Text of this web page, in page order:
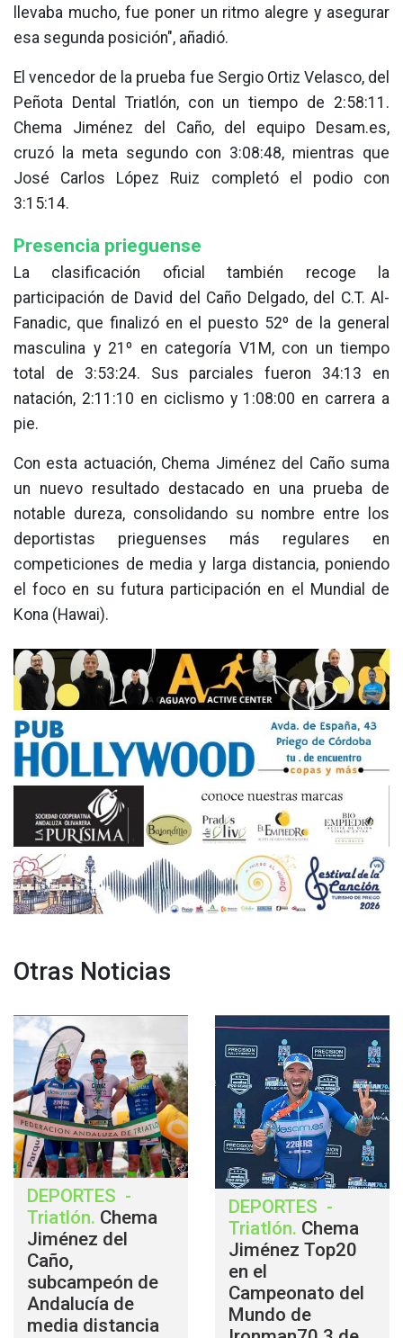
llevaba mucho, fue poner un ritmo alegre y asegurar
esa segunda posición", añadió.
El vencedor de la prueba fue Sergio Ortiz Velasco, del
Peñota Dental Triatlón, con un tiempo de 2:58:11.
Chema Jiménez del Caño, del equipo Desam.es,
cruzó la meta segundo con 3:08:48, mientras que
José Carlos López Ruiz completó el podio con
3:15:14.
Presencia prieguense
La clasificación oficial también recoge la
participación de David del Caño Delgado, del C.T. Al-
Fanadic, que finalizó en el puesto 52º de la general
masculina y 21º en categoría V1M, con un tiempo
total de 3:53:24. Sus parciales fueron 34:13 en
natación, 2:11:10 en ciclismo y 1:08:00 en carrera a
pie.
Con esta actuación, Chema Jiménez del Caño suma
un nuevo resultado destacado en una prueba de
notable dureza, consolidando su nombre entre los
deportistas prieguenses más regulares en
competiciones de media y larga distancia, poniendo
el foco en su futura participación en el Mundial de
Kona (Hawai).
Otras Noticias
DEPORTES -
Triatlón. Chema
Jiménez del
Caño,
subcampeón de
Andalucía de
media distancia
DEPORTES -
Triatlón. Chema
Jiménez Top20
en el
Campeonato del
Mundo de